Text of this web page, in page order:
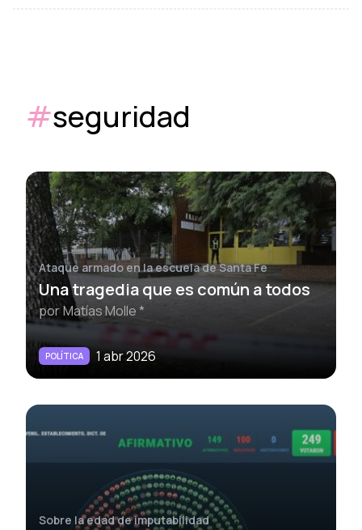
#seguridad
Ataque armado en la escuela de Santa Fe
Una tragedia que es común a todos
porMatías Molle *
POLÍTICA 1 abr 2026
Sobre la edad de imputabilidad